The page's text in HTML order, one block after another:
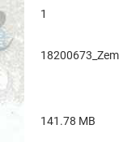
1
141.78 MB